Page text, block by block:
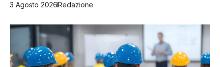
3 Agosto 2026Redazione